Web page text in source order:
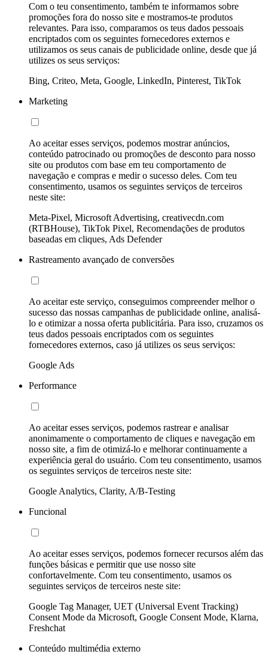
Com o teu consentimento, também te informamos sobre
promoções fora do nosso site e mostramos-te produtos
relevantes. Para isso, comparamos os teus dados pessoais
encriptados com os seguintes fornecedores externos e
utilizamos os seus canais de publicidade online, desde que já
utilizes os seus serviços:
Bing, Criteo, Meta, Google, LinkedIn, Pinterest, TikTok
Marketing
Ao aceitar esses serviços, podemos mostrar anúncios,
conteúdo patrocinado ou promoções de desconto para nosso
site ou produtos com base em teu comportamento de
navegação e compras e medir o sucesso deles. Com teu
consentimento, usamos os seguintes serviços de terceiros
neste site:
Meta-Pixel, Microsoft Advertising, creativecdn.com
(RTBHouse), TikTok Pixel, Recomendações de produtos
baseadas em cliques, Ads Defender
Rastreamento avançado de conversões
Ao aceitar este serviço, conseguimos compreender melhor o
sucesso das nossas campanhas de publicidade online, analisá-
lo e otimizar a nossa oferta publicitária. Para isso, cruzamos os
teus dados pessoais encriptados com os seguintes
fornecedores externos, caso já utilizes os seus serviços:
Google Ads
Performance
Ao aceitar esses serviços, podemos rastrear e analisar
anonimamente o comportamento de cliques e navegação em
nosso site, a fim de otimizá-lo e melhorar continuamente a
experiência geral do usuário. Com teu consentimento, usamos
os seguintes serviços de terceiros neste site:
Google Analytics, Clarity, A/B-Testing
Funcional
Ao aceitar esses serviços, podemos fornecer recursos além das
funções básicas e permitir que use nosso site
confortavelmente. Com teu consentimento, usamos os
seguintes serviços de terceiros neste site:
Google Tag Manager, UET (Universal Event Tracking)
Consent Mode da Microsoft, Google Consent Mode, Klarna,
Freshchat
Conteúdo multimédia externo